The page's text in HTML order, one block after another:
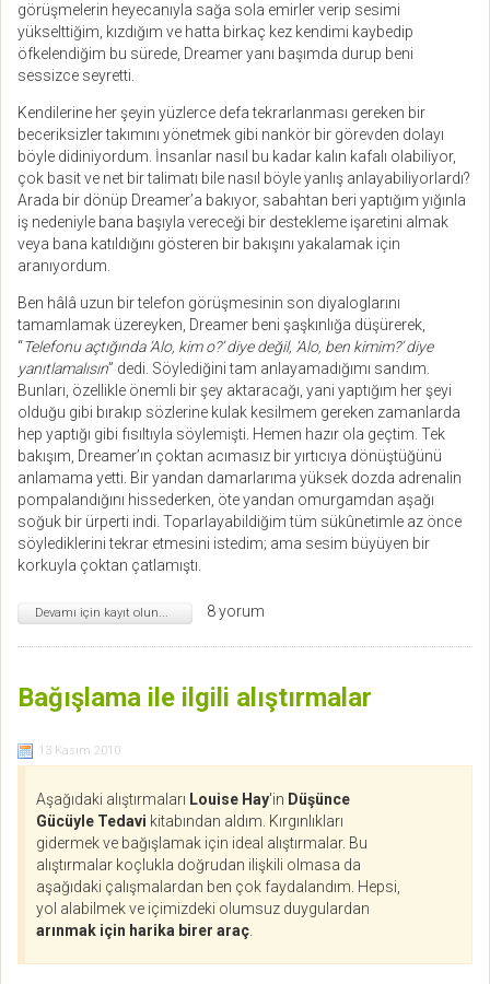
görüşmelerin heyecanıyla sağa sola emirler verip sesimi
yükselttiğim, kızdığım ve hatta birkaç kez kendimi kaybedip
öfkelendiğim bu sürede, Dreamer yanı başımda durup beni
sessizce seyretti.
Kendilerine her şeyin yüzlerce defa tekrarlanması gereken bir
beceriksizler takımını yönetmek gibi nankör bir görevden dolayı
böyle didiniyordum. İnsanlar nasıl bu kadar kalın kafalı olabiliyor,
çok basit ve net bir talimatı bile nasıl böyle yanlış anlayabiliyorlardı?
Arada bir dönüp Dreamer’a bakıyor, sabahtan beri yaptığım yığınla
iş nedeniyle bana başıyla vereceği bir destekleme işaretini almak
veya bana katıldığını gösteren bir bakışını yakalamak için
aranıyordum.
Ben hâlâ uzun bir telefon görüşmesinin son diyaloglarını
tamamlamak üzereyken, Dreamer beni şaşkınlığa düşürerek,
“Telefonu açtığında ‘Alo, kim o?’ diye değil, ‘Alo, ben kimim?’ diye
yanıtlamalısın” dedi. Söylediğini tam anlayamadığımı sandım.
Bunları, özellikle önemli bir şey aktaracağı, yani yaptığım her şeyi
olduğu gibi bırakıp sözlerine kulak kesilmem gereken zamanlarda
hep yaptığı gibi fısıltıyla söylemişti. Hemen hazır ola geçtim. Tek
bakışım, Dreamer’ın çoktan acımasız bir yırtıcıya dönüştüğünü
anlamama yetti. Bir yandan damarlarıma yüksek dozda adrenalin
pompalandığını hissederken, öte yandan omurgamdan aşağı
soğuk bir ürperti indi. Toparlayabildiğim tüm sükûnetimle az önce
söylediklerini tekrar etmesini istedim; ama sesim büyüyen bir
korkuyla çoktan çatlamıştı.
Devamı için kayıt olun... 8 yorum
Bağışlama ile ilgili alıştırmalar
13 Kasım 2010
Aşağıdaki alıştırmaları Louise Hay'in Düşünce
Gücüyle Tedavi kitabından aldım. Kırgınlıkları
gidermek ve bağışlamak için ideal alıştırmalar. Bu
alıştırmalar koçlukla doğrudan ilişkili olmasa da
aşağıdaki çalışmalardan ben çok faydalandım. Hepsi,
yol alabilmek ve içimizdeki olumsuz duygulardan
arınmak için harika birer araç